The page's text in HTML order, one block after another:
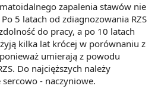
zapalenia stawów nie
5 latach od zdiagnozowania RZS
do pracy, a po 10 latach
kilka lat krócej w porównaniu z
umierają z powodu
Do najcięższych należy
- naczyniowe.